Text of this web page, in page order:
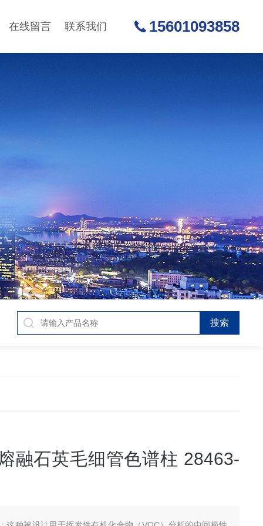
在线留言 联系我们 15601093858
融石英毛细管色谱柱 28463-